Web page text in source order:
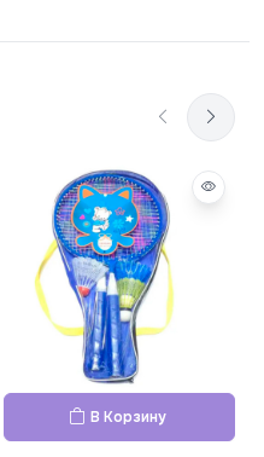
В Корзину